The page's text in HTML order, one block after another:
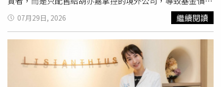
飆漲，不法獲利6665萬元。胡亦嘉於本案審理期間辯稱並
未自肥，投資基金本來就有賺有賠，沒有內線交易或關係人
交易等問題，買ETF怎有任可能變成非法獲利？台北地院認
定胡亦嘉涉犯《證券投資信託及顧問法》的背信罪。（圖／
劉松霖攝）胡亦嘉去年7月出庭還說，截至2025年6月，台
灣1544萬人持有ETF，這已成為全民運動，他向法官訴苦，
只有他買ETF遭搜索和限制出境出海，他批評檢方侵害人
07月29日, 2026 繼續閱讀